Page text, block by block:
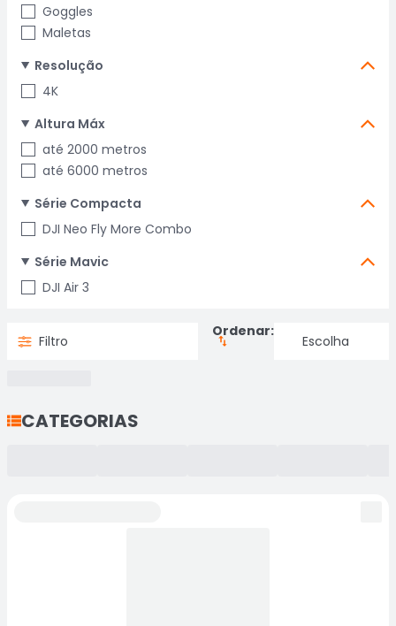
Goggles
Maletas
Resolução
4K
Altura Máx
até 2000 metros
até 6000 metros
Série Compacta
DJI Neo Fly More Combo
Série Mavic
DJI Air 3
Filtro
Ordenar:
CATEGORIAS